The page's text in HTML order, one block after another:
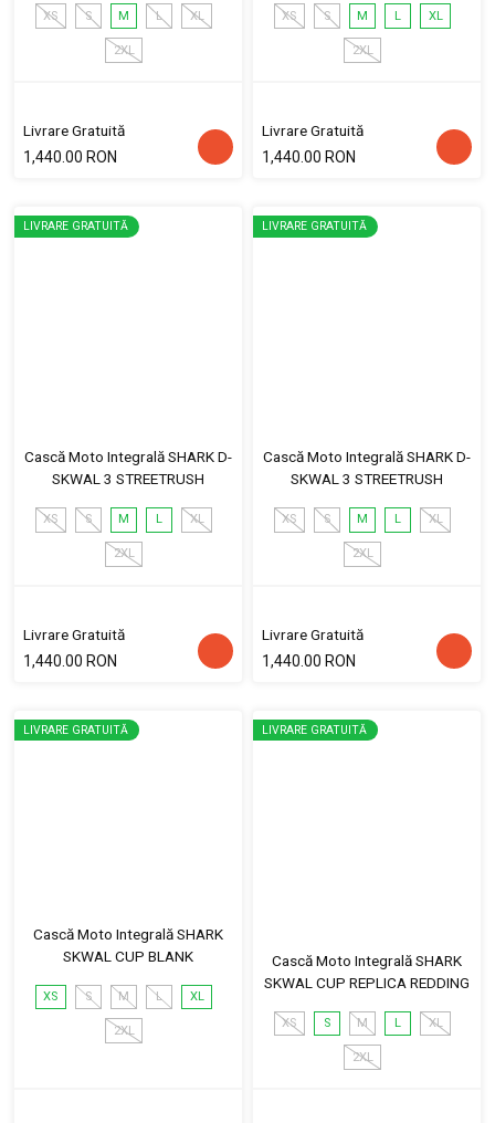
XS S M L XL
2XL
Livrare Gratuită
1,440.00 RON
XS S M L XL
2XL
Livrare Gratuită
1,440.00 RON
LIVRARE GRATUITĂ
Cască Moto Integrală SHARK D-
SKWAL 3 STREETRUSH
XS S M L XL
2XL
Livrare Gratuită
1,440.00 RON
LIVRARE GRATUITĂ
Cască Moto Integrală SHARK D-
SKWAL 3 STREETRUSH
XS S M L XL
2XL
Livrare Gratuită
1,440.00 RON
LIVRARE GRATUITĂ
Cască Moto Integrală SHARK
SKWAL CUP BLANK
XS S M L XL
2XL
LIVRARE GRATUITĂ
Cască Moto Integrală SHARK
SKWAL CUP REPLICA REDDING
XS S M L XL
2XL